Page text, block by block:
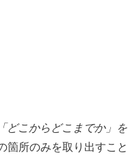
どこからどこまでか」を
箇所のみを取り出すこと